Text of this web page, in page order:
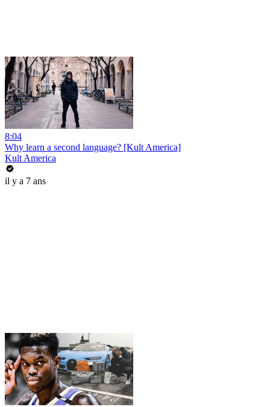
8:04
Why learn a second language? [Kult America]
Kult America
il y a 7 ans